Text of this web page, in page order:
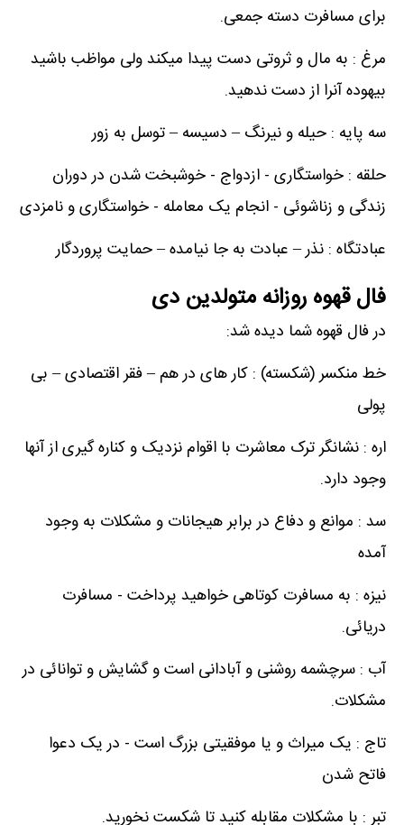
برای مسافرت دسته جمعی.
مرغ : به مال و ثروتی دست پیدا میکند ولی مواظب باشید
بیهوده آنرا از دست ندهید.
سه پایه : حیله و نیرنگ – دسیسه – توسل به زور
حلقه : خواستگاری - ازدواج - خوشبخت شدن در دوران
زندگی و زناشوئی - انجام یک معامله - خواستگاری و نامزدی
عبادتگاه : نذر – عبادت به جا نیامده – حمایت پروردگار
فال قهوه روزانه متولدین دی
در فال قهوه شما دیده شد:
خط منکسر (شکسته) : کار های در هم – فقر اقتصادی – بی
پولی
اره : نشانگر ترک معاشرت با اقوام نزدیک و کناره گیری از آنها
وجود دارد.
سد : موانع و دفاع در برابر هیجانات و مشکلات به وجود
آمده
نیزه : به مسافرت کوتاهی خواهید پرداخت - مسافرت
دریائی.
آب : سرچشمه روشنی و آبادانی است و گشایش و توانائی در
مشکلات.
تاج : یک میراث و یا موفقیتی بزرگ است - در یک دعوا
فاتح شدن
تبر : با مشکلات مقابله کنید تا شکست نخورید.